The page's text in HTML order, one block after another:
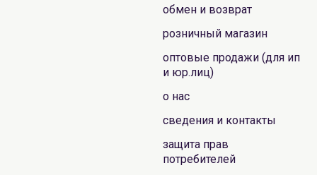
обмен и возврат
розничный магазин
оптовые продажи (для ип
и юр.лиц)
о нас
сведения и контакты
защита прав
потребителей